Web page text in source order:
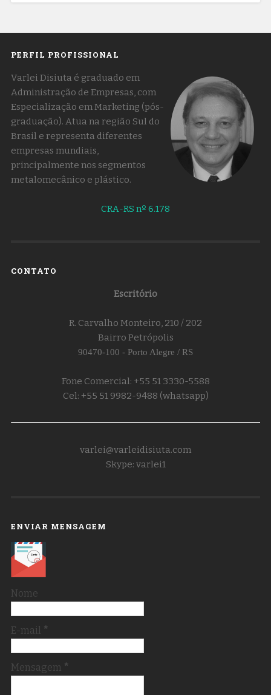
PERFIL PROFISSIONAL
Varlei Disiuta é graduado em
Administração de Empresas, com
Especialização em Marketing (pós-
graduação). Atua na região Sul do
Brasil e representa diferentes
empresas mundiais,
principalmente nos segmentos
metalomecânico e plástico.
CRA-RS nº 6.178
CONTATO
Escritório
R. Carvalho Monteiro, 210 / 202
Bairro Petrópolis
90470-100 - Porto Alegre / RS
Fone Comercial: +55 51 3330-5588
Cel: +55 51 9982-9488 (whatsapp)
varlei@varleidisiuta.com
Skype: varlei1
ENVIAR MENSAGEM
Nome
E-mail *
Mensagem *